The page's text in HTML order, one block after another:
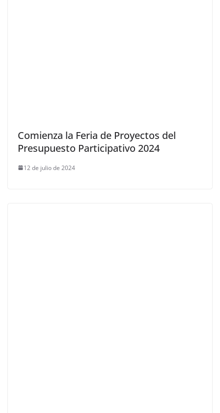
Comienza la Feria de Proyectos del
Presupuesto Participativo 2024
12 de julio de 2024